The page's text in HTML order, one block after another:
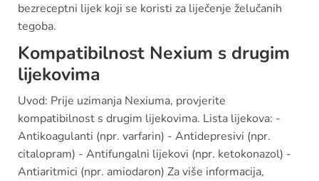
bezreceptni lijek koji se koristi za liječenje želučanih
tegoba.
Kompatibilnost Nexium s drugim
lijekovima
Uvod: Prije uzimanja Nexiuma, provjerite
kompatibilnost s drugim lijekovima. Lista lijekova: -
Antikoagulanti (npr. varfarin) - Antidepresivi (npr.
citalopram) - Antifungalni lijekovi (npr. ketokonazol) -
Antiaritmici (npr. amiodaron) Za više informacija,